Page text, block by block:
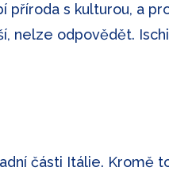
příroda s kulturou, a
nelze odpovědět.
části Itálie. Kromě